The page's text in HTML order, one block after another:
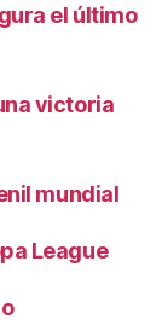
el último
victoria
mundial
League